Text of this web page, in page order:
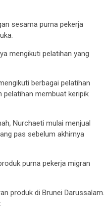
sesama purna pekerja
mengikuti pelatihan yang
berbagai pelatihan
pelatihan membuat keripik
Nurchaeti mulai menjual
pas sebelum akhirnya
purna pekerja migran
produk di Brunei Darussalam.